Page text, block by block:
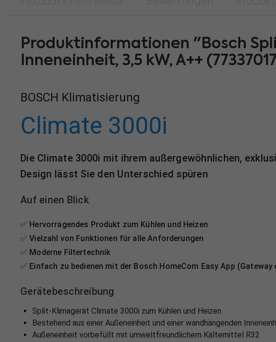
Produktinformationen "Bosch
Inneneinheit, 3,5 kW, A++
BOSCH Klimatisierung
Climate 3000i
Die Climate 3000i mit ihrem außergewöhnlichen,
Design lässt Sie den Unterschied spüren
Auf einen Blick
✅ Hervorragendes Produkt zum Kühlen und Heizen
✅ Vielzahl von Funktionen für alle Anforderungen
✅ Moderne Filtertechnik
✅ Einfach zu bedienen mit der Bosch HomeCom Easy App
Gerätebeschreibung
Split-Klimagerät Climate 3000i zum Kühlen und Heizen
Bestehend aus einer Außeneinheit und einer wandhängenden
Außeneinheit vorbefüllt mit umweltfreundlichem Kältemittel R32